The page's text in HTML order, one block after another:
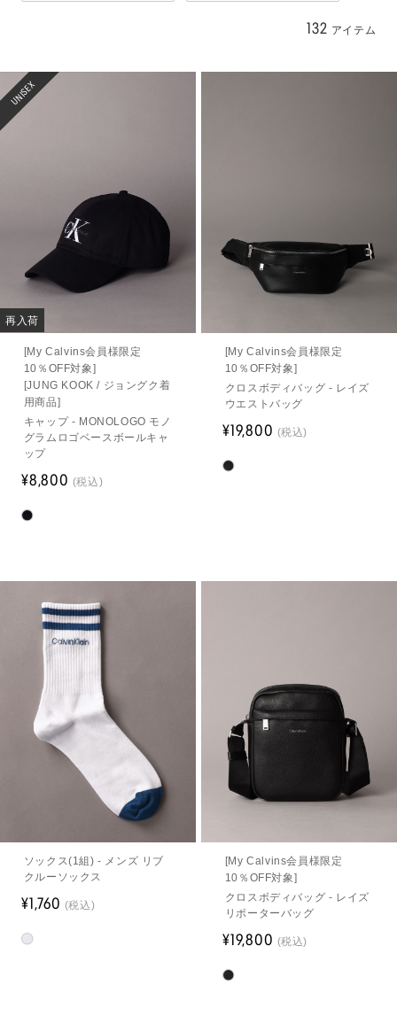
132 アイテム
UNISEX
再入荷
[My Calvins会員様限定
10％OFF対象]
[JUNG KOOK / ジョングク着
用商品]
キャップ - MONOLOGO モノ
グラムロゴベースボールキャ
ップ
¥8,800 (税込)
[My Calvins会員様限定
10％OFF対象]
クロスボディバッグ - レイズ
ウエストバッグ
¥19,800 (税込)
ソックス(1組) - メンズ リブ
クルーソックス
¥1,760 (税込)
[My Calvins会員様限定
10％OFF対象]
クロスボディバッグ - レイズ
リポーターバッグ
¥19,800 (税込)